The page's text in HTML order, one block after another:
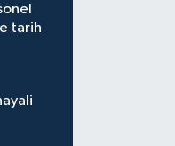
tarih